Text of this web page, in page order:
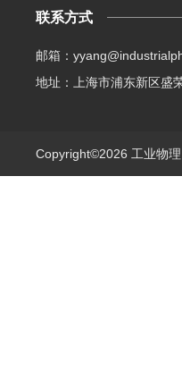
联系方式
邮箱：
地址：上海市浦东新区盛
Copyright©2026 工业物